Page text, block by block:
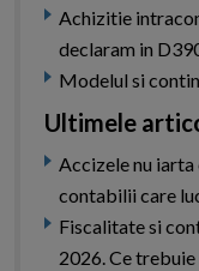
Achizitie
declaram in
Modelul si
Ultimele
Accizele nu
contabilii care
Fiscalitate si
2026. Ce